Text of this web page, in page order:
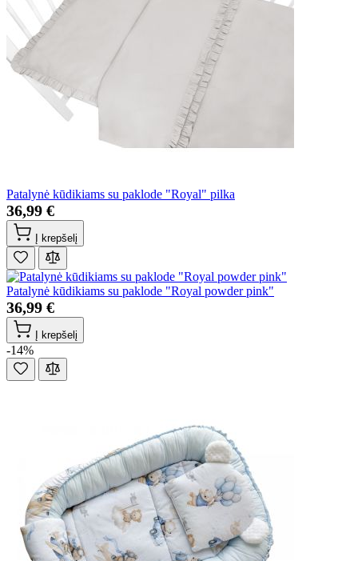
Patalynė kūdikiams su paklode "Royal" pilka
36,99 €
Į krepšelį
Patalynė kūdikiams su paklode "Royal powder pink"
36,99 €
Į krepšelį
-14%